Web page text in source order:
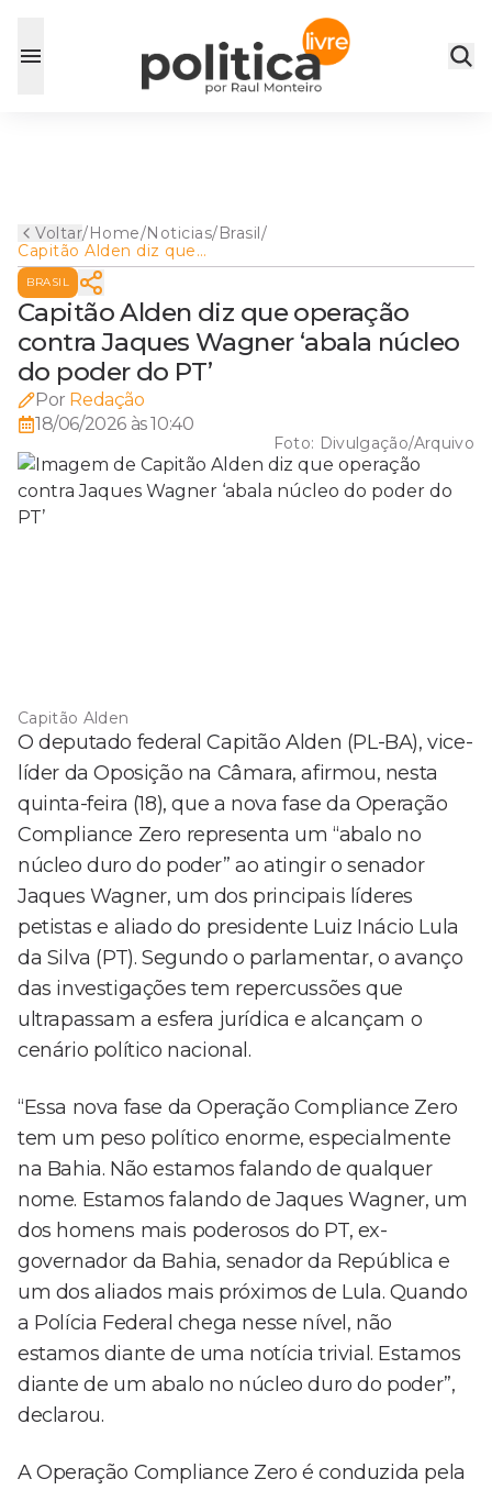
Voltar/Home/Noticias/Brasil/
Capitão Alden diz que
operação contra Jaques
Wagner ‘abala núcleo do
poder do PT’
BRASIL
Capitão Alden diz que operação
contra Jaques Wagner ‘abala núcleo
do poder do PT’
Por Redação
18/06/2026 às 10:40
Foto: Divulgação/Arquivo
Capitão Alden
O deputado federal Capitão Alden (PL-BA), vice-
líder da Oposição na Câmara, afirmou, nesta
quinta-feira (18), que a nova fase da Operação
Compliance Zero representa um “abalo no
núcleo duro do poder” ao atingir o senador
Jaques Wagner, um dos principais líderes
petistas e aliado do presidente Luiz Inácio Lula
da Silva (PT). Segundo o parlamentar, o avanço
das investigações tem repercussões que
ultrapassam a esfera jurídica e alcançam o
cenário político nacional.
“Essa nova fase da Operação Compliance Zero
tem um peso político enorme, especialmente
na Bahia. Não estamos falando de qualquer
nome. Estamos falando de Jaques Wagner, um
dos homens mais poderosos do PT, ex-
governador da Bahia, senador da República e
um dos aliados mais próximos de Lula. Quando
a Polícia Federal chega nesse nível, não
estamos diante de uma notícia trivial. Estamos
diante de um abalo no núcleo duro do poder”,
declarou.
A Operação Compliance Zero é conduzida pela